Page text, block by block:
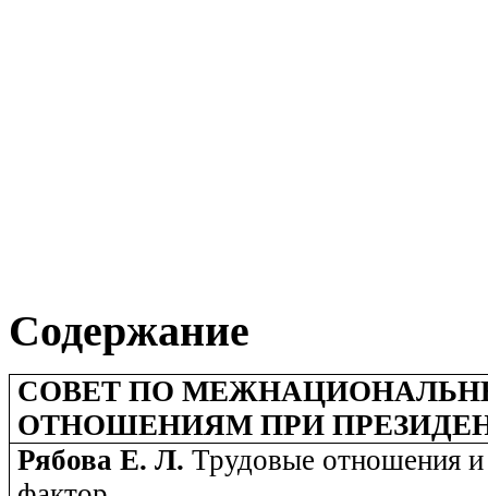
Содержание
СОВЕТ ПО
ОТНОШЕНИЯМ ПРИ
Рябова Е. Л.Трудовые отношения и